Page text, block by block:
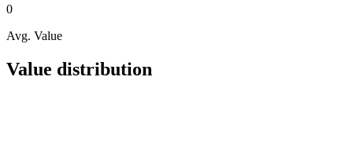
0
Avg. Value
Value distribution